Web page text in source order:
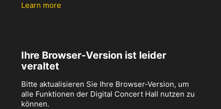
Learn more
Ihre Browser-Version ist leider
veraltet
Bitte aktualisieren Sie Ihre Browser-Version, um
alle Funktionen der Digital Concert Hall nutzen zu
können.